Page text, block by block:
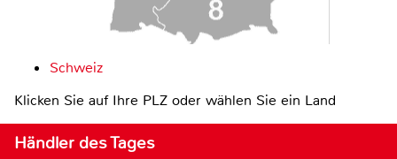
Schweiz
Klicken Sie auf Ihre PLZ oder wählen Sie ein Land
Händler des Tages